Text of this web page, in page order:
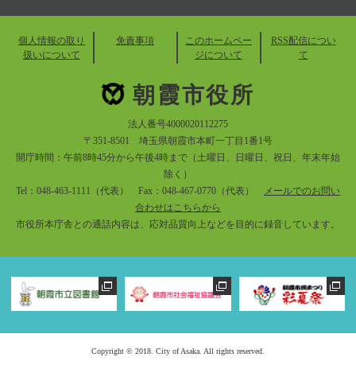
個人情報の取り
扱いについて
免責事項
このホームペー
ジについて
RSS配信につい
て
朝霞市役所
法人番号4000020112275
〒351-8501 埼玉県朝霞市本町一丁目1番1号
開庁時間：午前8時45分から午後4時まで（土曜日、日曜日、祝日、年末年始
除く）
Tel：048-463-1111（代表） Fax：048-467-0770（代表）
メールでのお問い
合わせはこちらから
市役所本庁舎との通話内容は、応対品質向上などを目的に録音しています。
Copyright © 2018. City of Asaka. All rights reserved.